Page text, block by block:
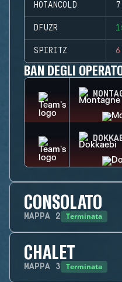
HOTANCOLD
DFUZR
SPIRITZ
BAN DEGLI
CONSOLATO
MAPPA 2 Terminata
CHALET
MAPPA 3 Terminata